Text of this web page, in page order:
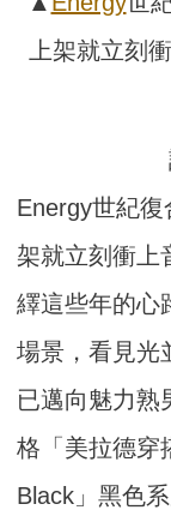
上架就立刻
Energy世紀復
架就立刻衝上
繹這些年的心
場景，看見光
已邁向魅力熟
格「 美拉德穿
Black」黑色